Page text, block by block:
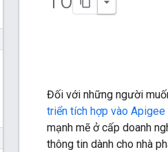
Đối với những người
triển tích hợp vào Apigee
mạnh mẽ ở cấp doanh
thông tin dành cho nhà